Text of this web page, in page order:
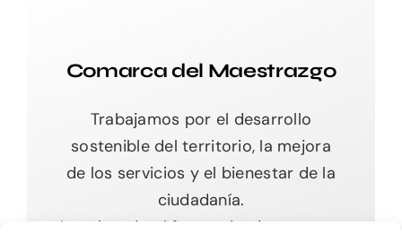
Comarca del Maestrazgo
Trabajamos por el desarrollo
sostenible del territorio, la mejora
de los servicios y el bienestar de la
ciudadanía.
Impulsando el futuro desde nuestras